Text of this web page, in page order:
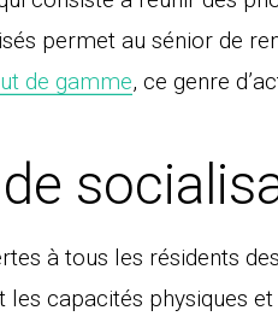
permet au sénior de
de gamme, ce genre
à tous les résidents
les capacités physiques